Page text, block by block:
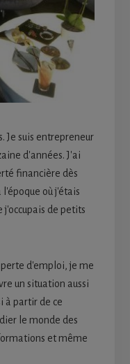
Je suis entrepreneur
d'années. J'ai
financière dès
où j'étais
j'occupais de petits
d'emploi, je me
un situation aussi
à partir de ce
le monde des
et même